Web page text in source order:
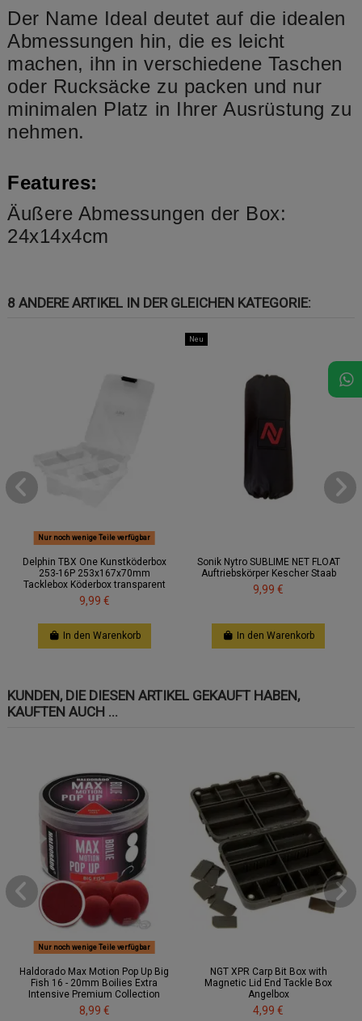
Der Name Ideal deutet auf die idealen
Abmessungen hin, die es leicht
machen, ihn in verschiedene Taschen
oder Rucksäcke zu packen und nur
minimalen Platz in Ihrer Ausrüstung zu
nehmen.
Features:
Äußere Abmessungen der Box:
24x14x4cm
8 ANDERE ARTIKEL IN DER GLEICHEN KATEGORIE:
Nur noch wenige Teile verfügbar
Delphin TBX One Kunstköderbox
253-16P 253x167x70mm
Tacklebox Köderbox transparent
9,99 €
In den Warenkorb
Neu
Sonik Nytro SUBLIME NET FLOAT
Auftriebskörper Kescher Staab
9,99 €
In den Warenkorb
KUNDEN, DIE DIESEN ARTIKEL GEKAUFT HABEN,
KAUFTEN AUCH ...
Nur noch wenige Teile verfügbar
Haldorado Max Motion Pop Up Big
Fish 16 - 20mm Boilies Extra
Intensive Premium Collection
8,99 €
NGT XPR Carp Bit Box with
Magnetic Lid End Tackle Box
Angelbox
4,99 €